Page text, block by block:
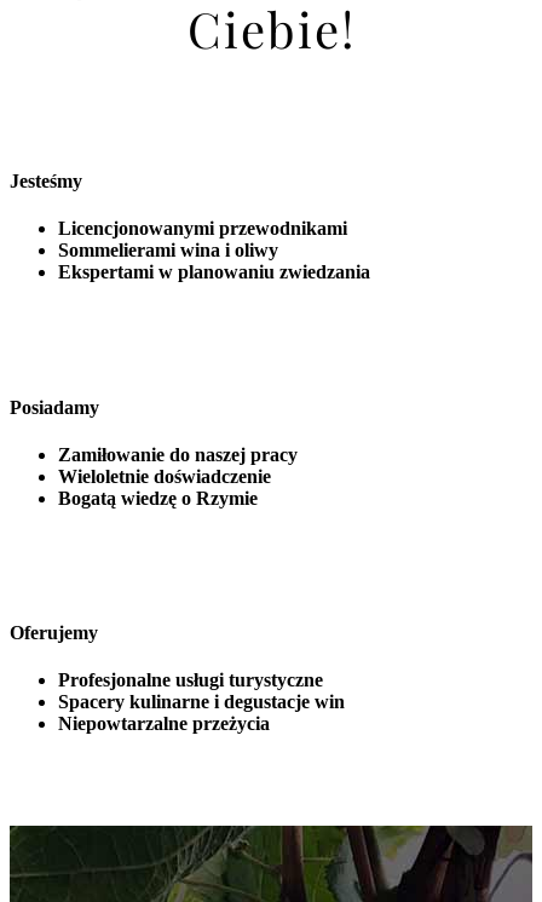
Ciebie!
Jesteśmy
Licencjonowanymi przewodnikami
Sommelierami wina i oliwy
Ekspertami w planowaniu zwiedzania
Posiadamy
Zamiłowanie do naszej pracy
Wieloletnie doświadczenie
Bogatą wiedzę o Rzymie
Oferujemy
Profesjonalne usługi turystyczne
Spacery kulinarne i degustacje win
Niepowtarzalne przeżycia